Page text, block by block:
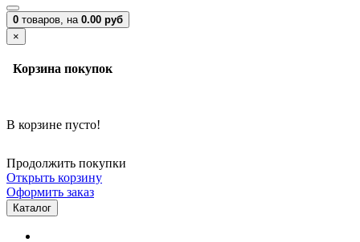
0 товаров, на 0.00 руб
×
Корзина покупок
В корзине пусто!
Продолжить покупки
Открыть корзину
Оформить заказ
Каталог